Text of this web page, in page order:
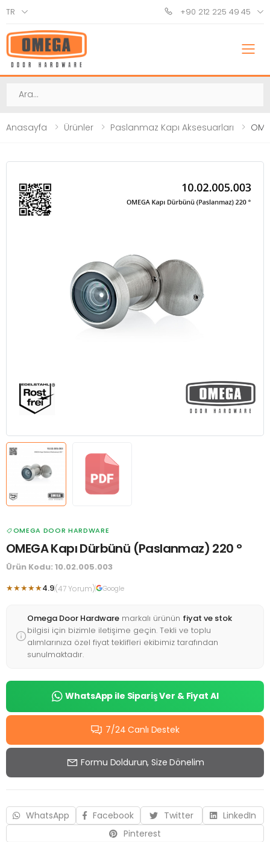
TR +90 212 225 49 45
Ara
Anasayfa Ürünler Paslanmaz Kapı Aksesuarları
OMEGA DOOR HARDWARE
OMEGA Kapı Dürbünü (Paslanmaz) 220 °
Ürün Kodu: 10.02.005.003
★★★★★4.9(47 Yorum) Google
Omega Door Hardware markalı ürünün fiyat ve stok
bilgisi için bizimle iletişime geçin. Tekli ve toplu
alımlarınıza özel fiyat teklifleri ekibimiz tarafından
sunulmaktadır.
WhatsApp ile Sipariş Ver & Fiyat Al
7/24 Canlı Destek
Formu Doldurun, Size Dönelim
WhatsApp Facebook Twitter
LinkedIn
Pinterest